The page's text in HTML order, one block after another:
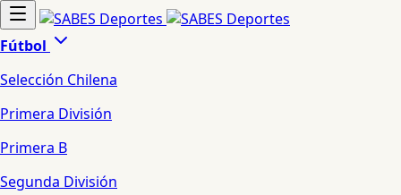
Fútbol
Selección Chilena
Primera División
Primera B
Segunda División